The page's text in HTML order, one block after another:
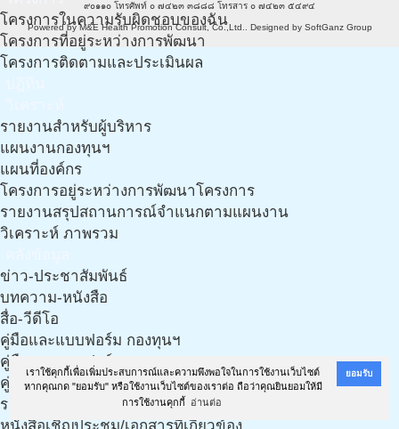
เราใช้คุกกี้เพื่อเพิ่มประสบการณ์และความพึงพอใจในการใช้งานเว็บไซต์
หากคุณกด "ยอมรับ" หรือใช้งานเว็บไซต์ของเราต่อ ถือว่าคุณยินยอมให้มี
การใช้งานคุกกี้
อ่านต่อ
ยอมรับ
โครงการในความรับผิดชอบของฉัน
โครงการที่อยู่ระหว่างการพัฒนา
โครงการติดตามและประเมินผล
รายงานสำหรับผู้บริหาร
แผนงานกองทุนฯ
แผนที่องค์กร
โครงการอยู่ระหว่างการพัฒนาโครงการ
รายงานสรุปสถานการณ์จำแนกตามแผนงาน
วิเคราะห์ ภาพรวม
ข่าว-ประชาสัมพันธ์
บทความ-หนังสือ
สื่อ-วีดีโอ
คู่มือและแบบฟอร์ม กองทุนฯ
คู่มือและแบบฟอร์ม กองทุนฯ (งาน LTC)
คู่มือ เอกสารฯ และแนวทางการทำแผนฯ จากทีมวิชาการ
รวมเอกสารเกี่ยวกับประกาศ ฉบับใหม่ ปี 61
หนังสือเชิญประชุม/เอกสารที่เกี่ยวข้อง
๙๐๑๑๐ โทรศัพท์ ๐ ๗๔๒๓ ๓๘๘๘ โทรสาร ๐ ๗๔๒๓ ๕๔๙๔
Powered byM&E Health Promotion Consult, Co.,Ltd. . Designed by SoftGanz Group